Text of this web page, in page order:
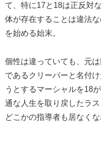
て、特に17と18は正反対
体が存在することは違法
を始める始末。
個性は違っていても、元
であるクリーパーと名付
うとするマーシャルを18
通な人生を取り戻したラス
どこかの指導者も居なくな